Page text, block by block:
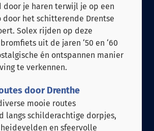
door je haren terwijl je op een
door het schitterende Drentse
Solex rijden op deze
uit de jaren ‘50 en ‘60
én ontspannen manier
te verkennen.
door Drenthe
mooie routes
langs schilderachtige dorpjes,
en sfeervolle